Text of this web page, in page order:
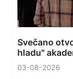
Svečano
hladu"
03-08-2026